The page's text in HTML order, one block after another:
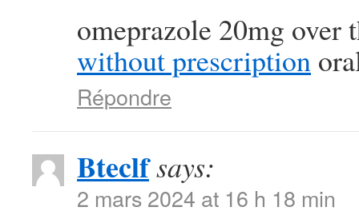
omeprazole 20mg over
without prescription
Répondre
Bteclfsays:
2 mars 2024 at 16 h 18 min